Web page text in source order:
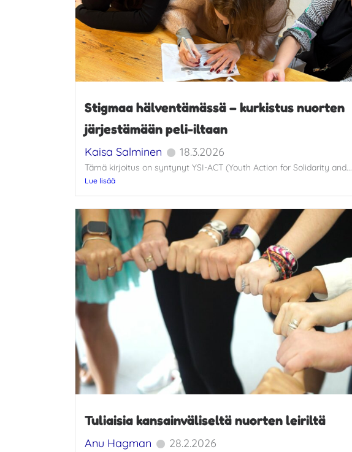
Stigmaa hälventämässä – kurkistus nuorten
järjestämään peli-iltaan
Kaisa Salminen 18.3.2026
Tämä kirjoitus on syntynyt YSI-ACT (Youth Action for Solidarity and...
Lue lisää
Tuliaisia kansainväliseltä nuorten leiriltä
Anu Hagman 28.2.2026